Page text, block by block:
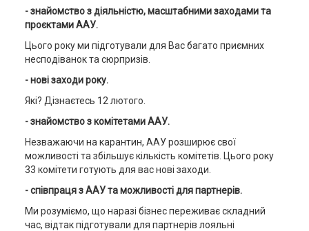
- знайомство з діяльністю, масштабними заходами та
проєктами ААУ.
Цього року ми підготували для Вас багато приємних
несподіванок та сюрпризів.
- нові заходи року.
Які? Дізнаєтесь 12 лютого.
- знайомство з комітетами ААУ.
Незважаючи на карантин, ААУ розширює свої
можливості та збільшує кількість комітетів. Цього року
33 комітети готують для вас нові заходи.
- співпраця з ААУ та можливості для партнерів.
Ми розуміємо, що наразі бізнес переживає складний
час, відтак підготували для партнерів лояльні